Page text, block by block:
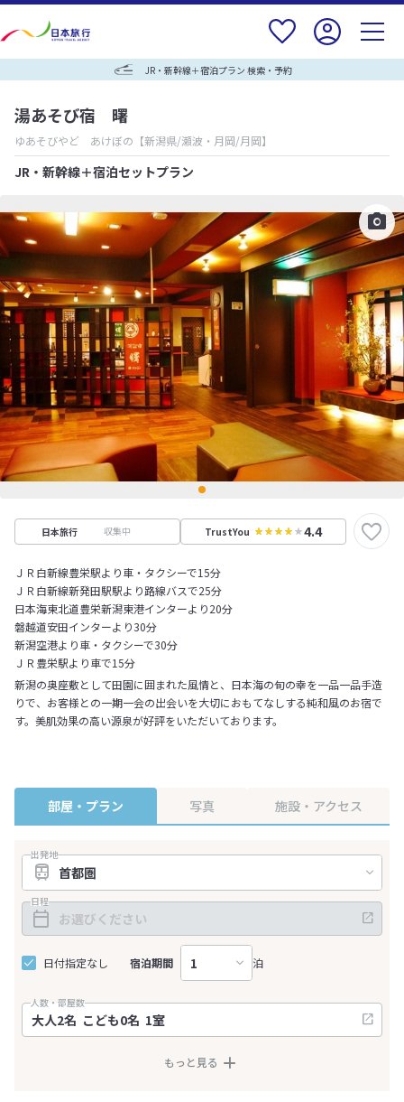
JR・新幹線＋宿泊プラン 検索・予約
湯あそび宿 曙
ゆあそびやど あけぼの 【新潟県/瀬波・月岡/月岡】
JR・新幹線＋宿泊セットプラン
日本旅行 収集中 TrustYou 4.4
ＪＲ白新線豊栄駅より車・タクシーで15分
ＪＲ白新線新発田駅駅より路線バスで25分
日本海東北道豊栄新潟東港インターより20分
磐越道安田インターより30分
新潟空港より車・タクシーで30分
ＪＲ豊栄駅より車で15分
新潟の奥座敷として田園に囲まれた風情と、日本海の旬の幸を一品一品手造
りで、お客様との一期一会の出会いを大切におもてなしする純和風のお宿で
す。美肌効果の高い源泉が好評をいただいております。
部屋・プラン 写真 施設・アクセス
出発地
日程
日付指定なし 宿泊期間 泊
人数・部屋数
もっと見る